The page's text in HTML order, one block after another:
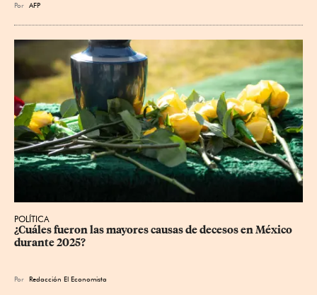
Por AFP
POLÍTICA
¿Cuáles fueron las mayores causas de decesos en México
durante 2025?
Por Redacción El Economista